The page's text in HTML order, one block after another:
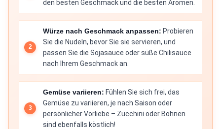
den besten Geschmack und die besten Aromen.
Würze nach Geschmack anpassen: Probieren
Sie die Nudeln, bevor Sie sie servieren, und
passen Sie die Sojasauce oder süße Chilisauce
nach Ihrem Geschmack an.
Gemüse variieren: Fühlen Sie sich frei, das
Gemüse zu variieren, je nach Saison oder
persönlicher Vorliebe – Zucchini oder Bohnen
sind ebenfalls köstlich!